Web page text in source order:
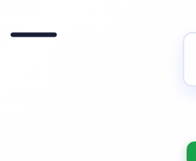
—